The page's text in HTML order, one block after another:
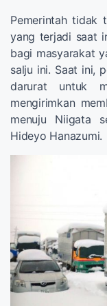
Pemerintah tidak
yang terjadi saat
bagi masyarakat
salju ini. Saat ini,
darurat untuk
mengirimkan
menuju Niigata
Hideyo Hanazumi.